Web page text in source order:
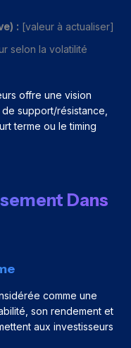
: [valeur à actualiser]
selon la volatilité
offre une vision
support/résistance,
terme ou le timing
Dans
comme une
son rendement et
aux investisseurs